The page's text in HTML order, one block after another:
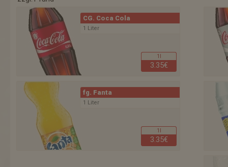
CG. Coca Cola
1 Liter
1l
3.35€
fg. Fanta
1 Liter
1l
3.35€